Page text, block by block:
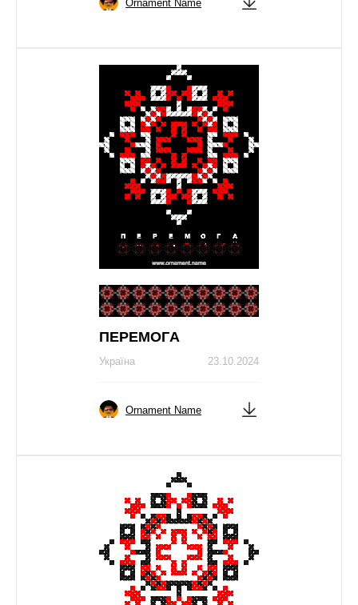
Ornament Name
ПЕРЕМОГA
23.10.2024
Україна
Ornament Name